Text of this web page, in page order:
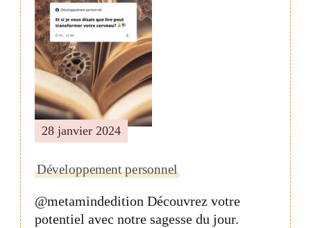
publication
28 janvier 2024
Développement personnel
@metamindedition Découvrez votre
potentiel avec notre sagesse du jour.